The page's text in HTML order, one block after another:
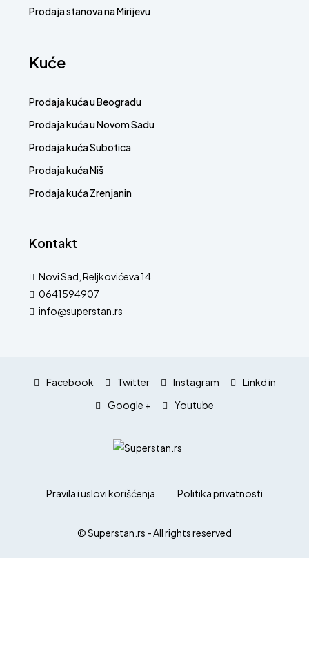
Prodaja stanova na Mirijevu
Kuće
Prodaja kuća u Beogradu
Prodaja kuća u Novom Sadu
Prodaja kuća Subotica
Prodaja kuća Niš
Prodaja kuća Zrenjanin
Kontakt
Novi Sad, Reljkovićeva 14
0641594907
info@superstan.rs
Facebook Twitter Instagram
Linkd in
Google +
Youtube
Pravila i uslovi korišćenja Politika privatnosti
© Superstan.rs - All rights reserved